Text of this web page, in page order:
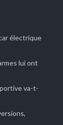
électrique
lui ont
va-t-